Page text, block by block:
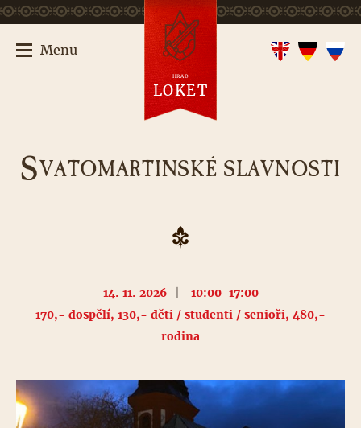
SVATOMARTINSKÉ SLAVNOSTI
14. 11. 2026
10:00-17:00
170,- dospělí, 130,- děti / studenti / senioři, 480,-
rodina
Menu
HRAD
LOKET